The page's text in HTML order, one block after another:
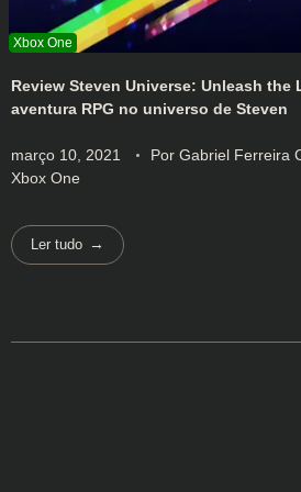
Review Steven Universe: Unleash the
aventura RPG no universo de Steven
março 10, 2021 Por Gabriel Ferreira
Xbox One
Ler tudo